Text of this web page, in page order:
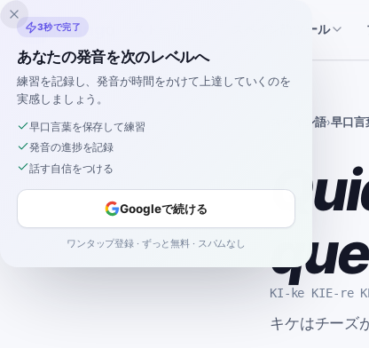
Inklingo スペイン語ツール
スペイン語›早口言
KI-ke KIE-re
キケはチーズ
3秒で完了
あなたの発音を次のレベルへ
練習を記録し、発音が時間をかけて上達していくのを
実感しましょう。
早口言葉を保存して練習
発音の進捗を記録
話す自信をつける
Googleで続ける
ワンタップ登録 · ずっと無料 · スパムなし